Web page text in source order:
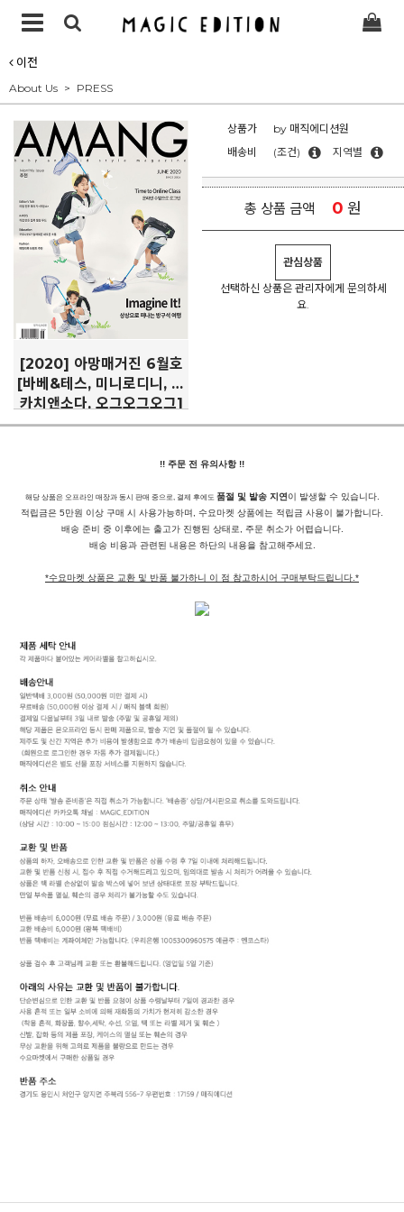
이전
About Us PRESS
[2020] 아망매거진 6월호
[바베&테스, 미니로디니, 스
카치앤소다, 오그오그오그]
상품가
by 매직에디션원
배송비
(조건) 지역별
총 상품 금액 0 원
관심상품
선택하신 상품은 관리자에게 문의하세
요.
!! 주문 전 유의사항 !!
해당 상품은 오프라인 매장과 동시 판매 중으로, 결제 후에도 품절 및 발송 지연 이 발생할 수 있습니다.
적립금은 5만원 이상 구매 시 사용가능하며, 수요마켓 상품에는 적립금 사용이 불가합니다.
배송 준비 중 이후에는 출고가 진행된 상태로, 주문 취소가 어렵습니다.
배송 비용과 관련된 내용은 하단의 내용을 참고해주세요.
*수요마켓 상품은 교환 및 반품 불가하니 이 점 참고하시어 구매부탁드립니다.*